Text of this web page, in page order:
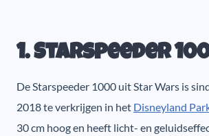
1. Starspeeder
De Starspeeder 1000 uit Star Wars is
2018 te verkrijgen in het Disneyland
30 cm hoog en heeft licht- en